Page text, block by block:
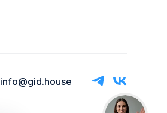
info@gid.house